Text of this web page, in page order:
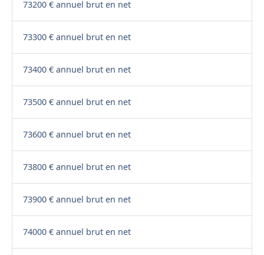
73200 € annuel brut en net
73300 € annuel brut en net
73400 € annuel brut en net
73500 € annuel brut en net
73600 € annuel brut en net
73800 € annuel brut en net
73900 € annuel brut en net
74000 € annuel brut en net